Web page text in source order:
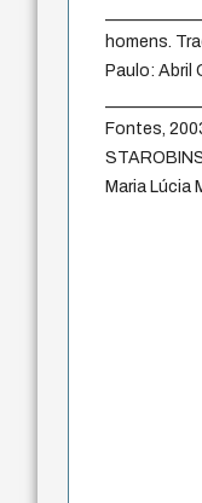
homens.
Paulo: Abril
Fontes,
Maria Lúcia